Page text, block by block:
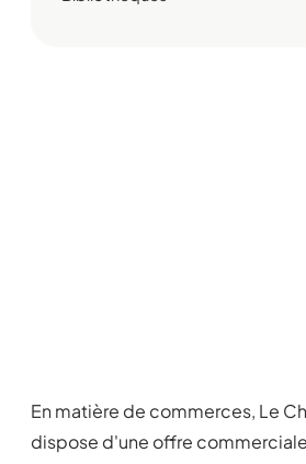
En matière de commerces, Le
dispose d'une offre